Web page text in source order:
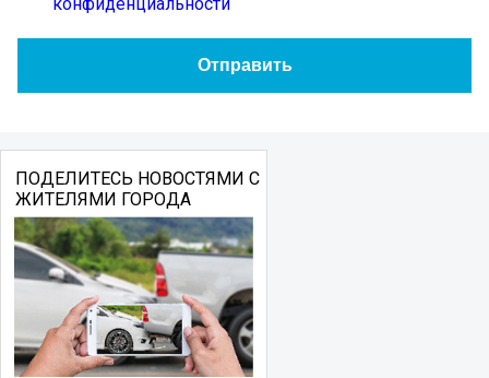
ПОДЕЛИТЕСЬ НОВОСТЯМИ С
ЖИТЕЛЯМИ ГОРОДА